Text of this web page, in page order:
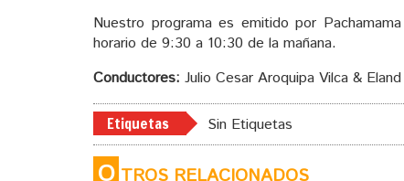
Nuestro programa es emitido por
horario de 9:30 a 10:30 de la mañana.
Conductores: Julio Cesar Aroquipa Vilca &
Etiquetas Sin Etiquetas
O TROS RELACIONADOS